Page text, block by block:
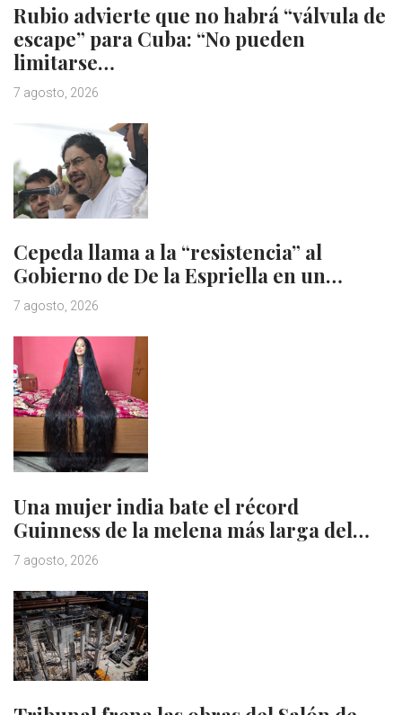
Rubio advierte que no habrá “válvula de
escape” para Cuba: “No pueden
limitarse…
7 agosto, 2026
Cepeda llama a la “resistencia” al
Gobierno de De la Espriella en un…
7 agosto, 2026
Una mujer india bate el récord
Guinness de la melena más larga del…
7 agosto, 2026